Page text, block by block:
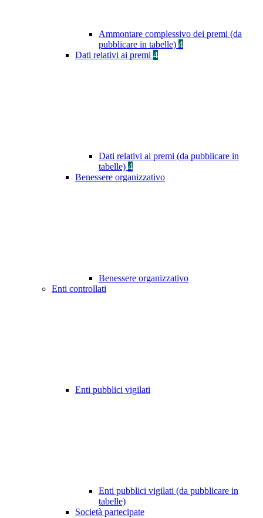
Ammontare complessivo dei premi (da
pubblicare in tabelle) 4
Dati relativi ai premi 4
Dati relativi ai premi (da pubblicare in
tabelle) 4
Benessere organizzativo
Benessere organizzativo
Enti controllati
Enti pubblici vigilati
Enti pubblici vigilati (da pubblicare in
tabelle)
Società partecipate